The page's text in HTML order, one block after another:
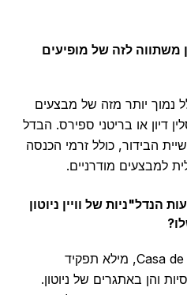
לזה של מופיעים
יותר מזה של מבצעים
או בריטני ספירס. הבדל
כולל זרמי הכנסה
מודרניים.
של וויין ניוטון
נדל"ן, ובפרט Casa de Shenandoah, מילא תפקיד
באתגרים של ניוטון.